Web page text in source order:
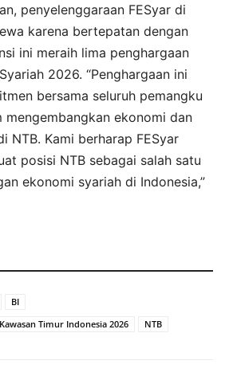
penyelenggaraan FESyar di
karena bertepatan dengan
ini meraih lima penghargaan
2026. “Penghargaan ini
bersama seluruh pemangku
mengembangkan ekonomi dan
NTB. Kami berharap FESyar
posisi NTB sebagai salah satu
ekonomi syariah di Indonesia,”
BI
Timur Indonesia 2026
NTB